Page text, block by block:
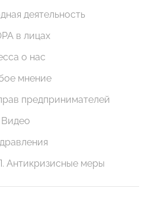
деятельность
в лицах
о нас
мнение
предпринимателей
Видео
Антикризисные меры